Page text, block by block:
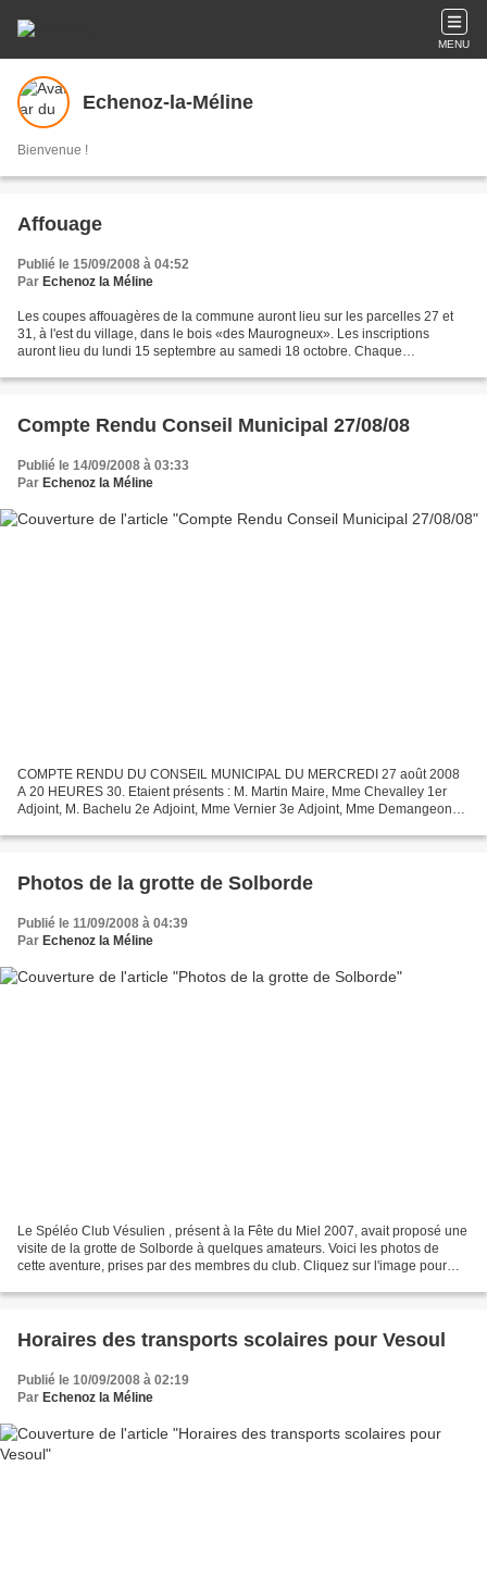
MENU
Echenoz-la-Méline
Bienvenue !
Affouage
Publié le 15/09/2008 à 04:52
Par Echenoz la Méline
Les coupes affouagères de la commune auront lieu sur les parcelles 27 et
31, à l'est du village, dans le bois «des Maurogneux». Les inscriptions
auront lieu du lundi 15 septembre au samedi 18 octobre. Chaque
Compte Rendu Conseil Municipal 27/08/08
Publié le 14/09/2008 à 03:33
Par Echenoz la Méline
COMPTE RENDU DU CONSEIL MUNICIPAL DU MERCREDI 27 août 2008
A 20 HEURES 30. Etaient présents : M. Martin Maire, Mme Chevalley 1er
Adjoint, M. Bachelu 2e Adjoint, Mme Vernier 3e Adjoint, Mme Demangeon
Photos de la grotte de Solborde
Publié le 11/09/2008 à 04:39
Par Echenoz la Méline
Le Spéléo Club Vésulien , présent à la Fête du Miel 2007, avait proposé une
visite de la grotte de Solborde à quelques amateurs. Voici les photos de
cette aventure, prises par des membres du club. Cliquez sur l'image pour
Horaires des transports scolaires pour Vesoul
Publié le 10/09/2008 à 02:19
Par Echenoz la Méline